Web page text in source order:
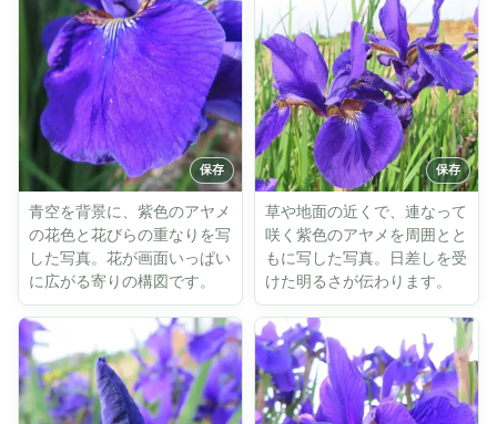
青空を背景に、紫色のアヤメ
の花色と花びらの重なりを写
した写真。花が画面いっぱい
に広がる寄りの構図です。
草や地面の近くで、連なって
咲く紫色のアヤメを周囲とと
もに写した写真。日差しを受
けた明るさが伝わります。